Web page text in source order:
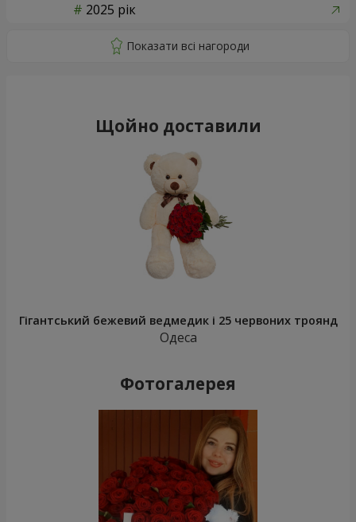
2025 рік
Щойно доставили
Гігантський бежевий ведмедик і 25 червоних троянд
Одеса
Фотогалерея